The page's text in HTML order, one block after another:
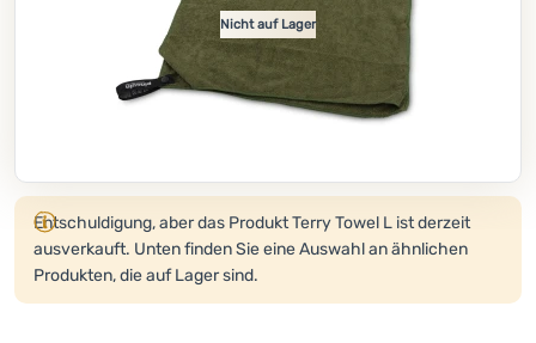
Ausrüstung
Klettern
Ultraleichte
Ausrüstung
Sport
Produkt wird nicht mehr verkauft.
Entschuldigung, aber das Produkt Terry Towel L ist derzeit
ausverkauft. Unten finden Sie eine Auswahl an ähnlichen
Produkten, die auf Lager sind.
Nicht auf Lager